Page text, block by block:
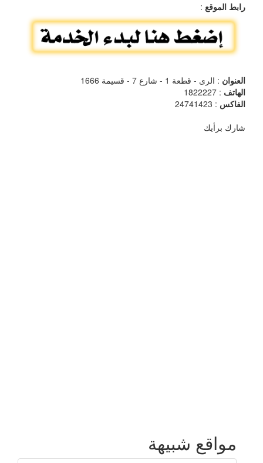
رابط الموقع :
العنوان : الرى - قطعة 1 - شارع 7 - قسيمة 1666
الهاتف : 1822227
الفاكس : 24741423
شارك برأيك
مواقع شبيهة